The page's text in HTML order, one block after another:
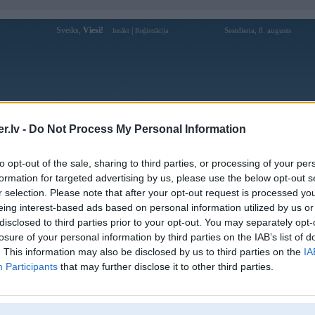
- Do Not Process My Personal Information
opt-out of the sale, sharing to third parties, or processing of your
for targeted advertising by us, please use the below opt-out
selection. Please note that after your opt-out request is processed
interest-based ads based on personal information utilized by us
to third parties prior to your opt-out. You may separately
of your personal information by third parties on the IAB’s list of
This information may also be disclosed by us to third parties on the
Participants that may further disclose it to other third parties.
Sveiks, Viesi! Ienākt Reģistrācija Sestdiena, 8. augusts
Forums Galerijas Reģistrācija Lietotāji
Lietotāja poga profils
Pēdējo reizi manīts: 20. Jun 2016, 07:55
Lietotājvārds:
poga
Pilsēta:
Rīga
Braucu ar:
zilu ķirbi
Nodarbošanās:
[Pēdējie ziņojumi forumā]